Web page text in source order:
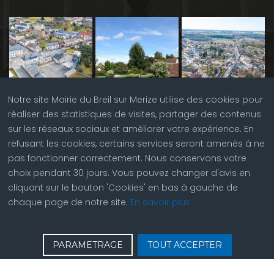
Notre site Mairie du Breil sur Merize utilise des cookies pour
réaliser des statistiques de visites, partager des contenus
sur les réseaux sociaux et améliorer votre expérience. En
refusant les cookies, certains services seront amenés à ne
pas fonctionner correctement. Nous conservons votre
choix pendant 30 jours. Vous pouvez changer d'avis en
cliquant sur le bouton 'Cookies' en bas à gauche de
chaque page de notre site. En savoir plus
PARAMETRAGE TOUT ACCEPTER
Contactez nous | © Copyright 2023 |Plan du site|